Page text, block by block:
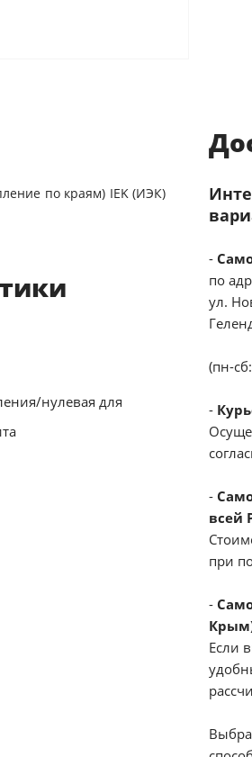
по краям) IEK (ИЭК)
нулевая для
-
по
ул.
(пн-
-
-
всей
при
-
Если